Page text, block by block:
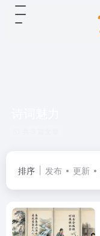
排序 发布 更新